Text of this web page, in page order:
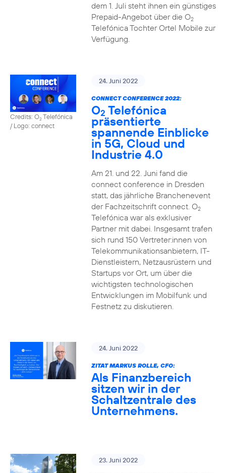
dem 1. Juli steht ihnen ein günstiges
Prepaid-Angebot über die O2
Telefónica Tochter Ortel Mobile zur
Verfügung.
Credits: O2Telefónica
/ Logo: connect
24. Juni 2022
CONNECT CONFERENCE 2022:
O2 Telefónica
präsentierte
spannende Einblicke
in 5G, Cloud und
Industrie 4.0
Am 21. und 22. Juni fand die
connect conference in Dresden
statt, das jährliche Branchenevent
der Fachzeitschrift connect. O2
Telefónica war als exklusiver
Partner mit dabei. Insgesamt trafen
sich rund 150 Vertreter:innen von
Telekommunikationsanbietern, IT-
Dienstleistern, Netzausrüstern und
Startups vor Ort, um über die
wichtigsten technologischen
Entwicklungen im Mobilfunk und
Festnetz zu diskutieren.
24. Juni 2022
ZITAT MARKUS ROLLE, CFO:
Als Finanzbereich
sitzen wir in der
Schaltzentrale des
Unternehmens.
23. Juni 2022